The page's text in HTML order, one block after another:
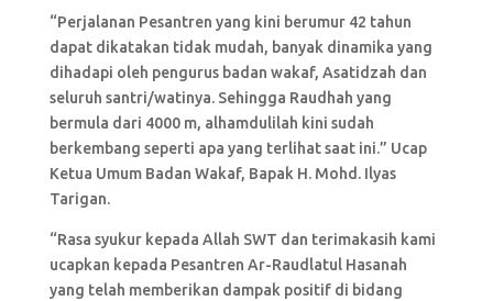
“Perjalanan Pesantren yang kini berumur 42 tahun
dapat dikatakan tidak mudah, banyak dinamika yang
dihadapi oleh pengurus badan wakaf, Asatidzah dan
seluruh santri/watinya. Sehingga Raudhah yang
bermula dari 4000 m, alhamdulilah kini sudah
berkembang seperti apa yang terlihat saat ini.” Ucap
Ketua Umum Badan Wakaf, Bapak H. Mohd. Ilyas
Tarigan.
“Rasa syukur kepada Allah SWT dan terimakasih kami
ucapkan kepada Pesantren Ar-Raudlatul Hasanah
yang telah memberikan dampak positif di bidang